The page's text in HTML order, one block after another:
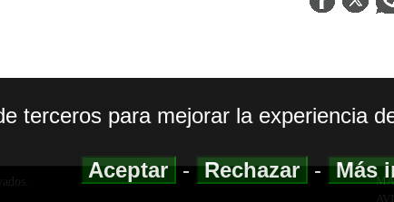
terceros para mejorar la experiencia
Aceptar-Rechazar-Más